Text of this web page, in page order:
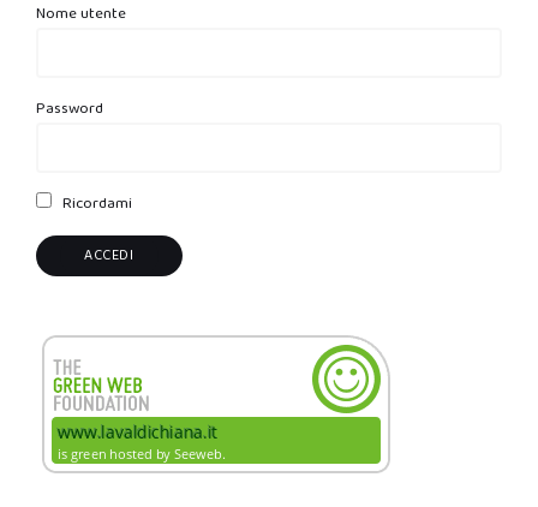
Nome utente
Password
Ricordami